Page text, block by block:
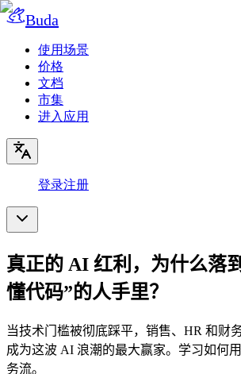
Buda
使用场景
价格
文档
市集
进入应用
登录注册
真正的 AI 红利，为什么落
懂代码”的人手里？
当技术门槛被彻底踩平，销售、HR 和财
成为这波 AI 浪潮的最大赢家。学习如何
务流。